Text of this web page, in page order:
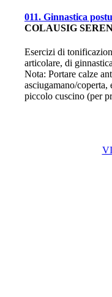
011. Ginnastica
COLAUSIG
Esercizi di
articolare, di
Nota: Portare calze
asciugamano/
piccolo cuscino (per